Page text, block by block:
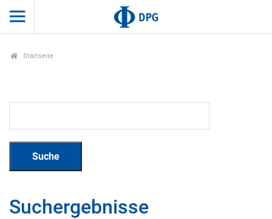
Startseite
Suchergebnisse